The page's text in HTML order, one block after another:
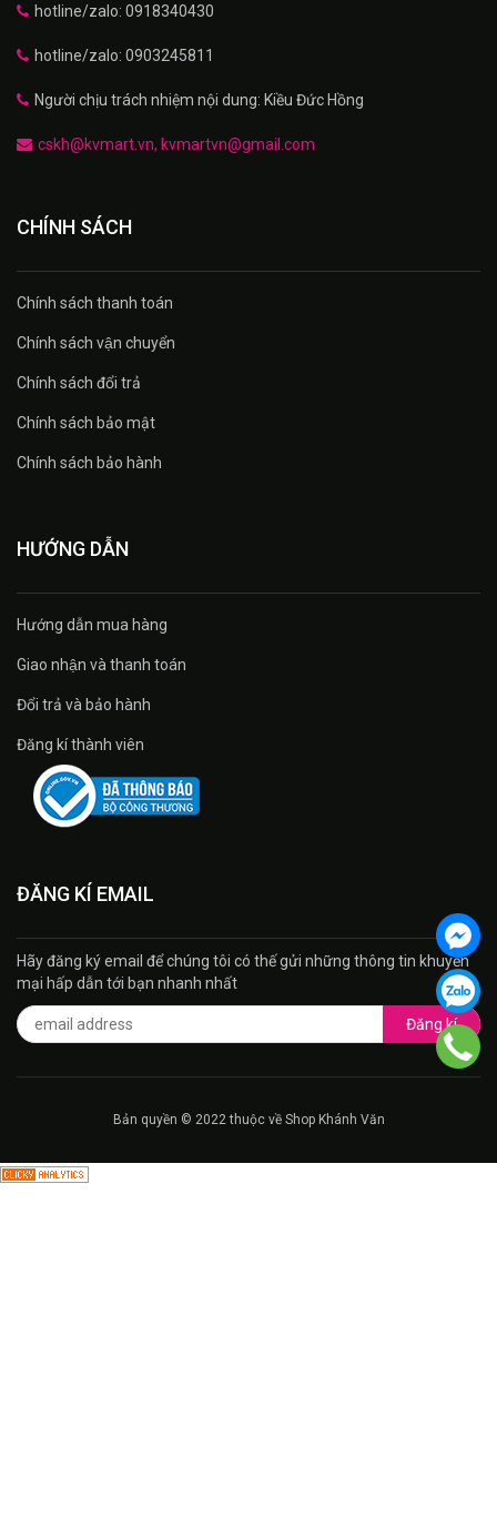
hotline/zalo: 0918340430
hotline/zalo: 0903245811
Người chịu trách nhiệm nội dung: Kiều Đức Hồng
cskh@kvmart.vn, kvmartvn@gmail.com
CHÍNH SÁCH
Chính sách thanh toán
Chính sách vận chuyển
Chính sách đổi trả
Chính sách bảo mật
Chính sách bảo hành
HƯỚNG DẪN
Hướng dẫn mua hàng
Giao nhận và thanh toán
Đổi trả và bảo hành
Đăng kí thành viên
ĐĂNG KÍ EMAIL
Hãy đăng ký email để chúng tôi có thế gửi những thông tin khuyến
mại hấp dẫn tới bạn nhanh nhất
Đăng kí
Bản quyền © 2022 thuộc về Shop Khánh Văn